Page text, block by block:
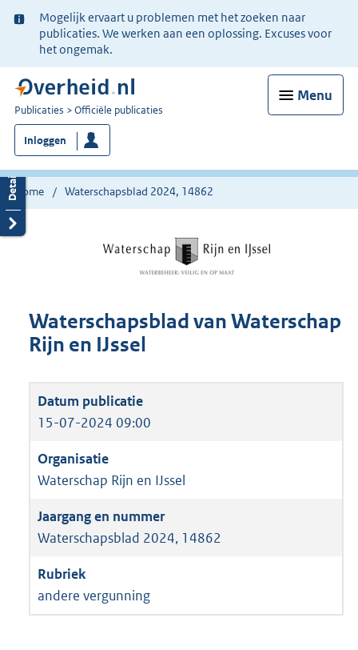
Ter
informatie:
Mogelijk ervaart u problemen met het zoeken naar
publicaties. We werken aan een oplossing. Excuses voor
het ongemak.
Menu
U
bent
nu
hier:
Publicaties Officiële publicaties
Inloggen
Home Waterschapsblad 2024, 14862
Waterschapsblad van Waterschap
Rijn en IJssel
15-07-2024 09:00
Waterschap Rijn en IJssel
Waterschapsblad 2024, 14862
andere vergunning